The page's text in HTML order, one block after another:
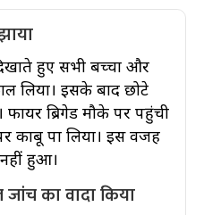
हुए सभी बच्चों और
लिया। इसके बाद छोटे
ब्रिगेड मौके पर पहुंची
पा लिया। इस वजह
हुआ।
का वादा किया